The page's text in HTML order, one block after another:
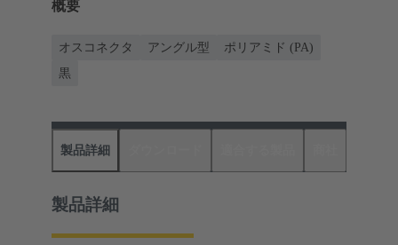
概要
オスコネクタ アングル型
ポリアミド (PA)
黒
製品詳細
製品詳細